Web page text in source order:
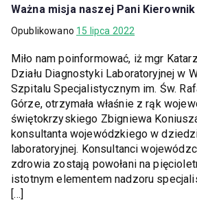
Ważna misja naszej Pani Kierownik
Opublikowano 15 lipca 2022
Miło nam poinformować, iż mgr
Działu Diagnostyki Laboratoryjnej w
Szpitalu Specjalistycznym im. Św.
Górze, otrzymała właśnie z rąk
świętokrzyskiego Zbigniewa
konsultanta wojewódzkiego w
laboratoryjnej. Konsultanci
zdrowia zostają powołani na
istotnym elementem nadzoru
[…]